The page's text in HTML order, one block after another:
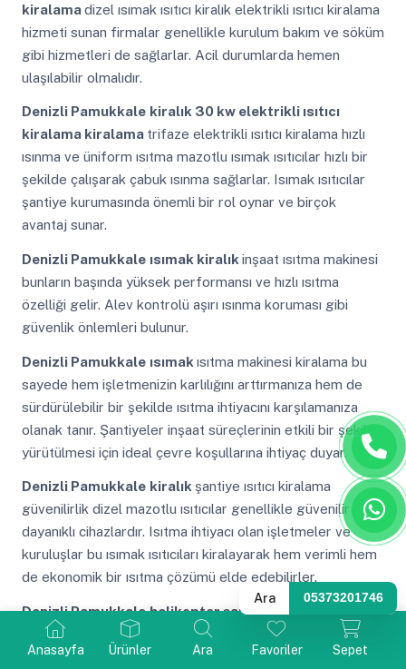
Anasayfa Ürünler Ara Favoriler Sepet
kiralamadizel ısımak ısıtıcı kiralık elektrikli ısıtıcı kiralama
hizmeti sunan firmalar genellikle kurulum bakım ve söküm
gibi hizmetleri de sağlarlar. Acil durumlarda hemen
ulaşılabilir olmalıdır.
Denizli Pamukkale kiralık 30 kw elektrikli ısıtıcı
kiralama kiralama trifaze elektrikli ısıtıcı kiralama hızlı
ısınma ve üniform ısıtma mazotlu ısımak ısıtıcılar hızlı bir
şekilde çalışarak çabuk ısınma sağlarlar. Isımak ısıtıcılar
şantiye kurumasında önemli bir rol oynar ve birçok
avantaj sunar.
Denizli Pamukkale ısımak kiralık inşaat ısıtma makinesi
bunların başında yüksek performansı ve hızlı ısıtma
özelliği gelir. Alev kontrolü aşırı ısınma koruması gibi
güvenlik önlemleri bulunur.
Denizli Pamukkale ısımak ısıtma makinesi kiralama bu
sayede hem işletmenizin karlılığını arttırmanıza hem de
sürdürülebilir bir şekilde ısıtma ihtiyacını karşılamanıza
olanak tanır. Şantiyeler inşaat süreçlerinin etkili bir şekilde
yürütülmesi için ideal çevre koşullarına ihtiyaç duyar.
Denizli Pamukkale kiralık şantiye ısıtıcı kiralama
güvenilirlik dizel mazotlu ısıtıcılar genellikle güvenilir ve
dayanıklı cihazlardır. Isıtma ihtiyacı olan işletmeler ve
kuruluşlar bu ısımak ısıtıcıları kiralayarak hem verimli hem
de ekonomik bir ısıtma çözümü elde edebilirler.
Denizli Pamukkale helikopter şap kurutma
cihazışantiye ısıtma makinesi kiralama bu da uzun
vadede tasarruf sağlamanızı sağlar. Bunların başında
Ara 05373201746